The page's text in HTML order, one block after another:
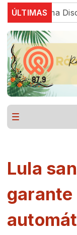
ÚLTIMASDiscord
Lula
garante